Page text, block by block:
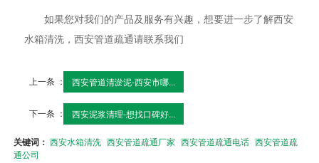
如果您对我们的产品及服务有兴趣，想要进一步了解西安
水箱清洗，西安管道疏通请联系我们
上一条 ： 西安管道清淤泥-西安市哪...
下一条 ： 西安泥浆清理-想找口碑好...
关键词：西安水箱清洗 西安管道疏通厂家 西安管道疏通电话 西安管道疏
通公司